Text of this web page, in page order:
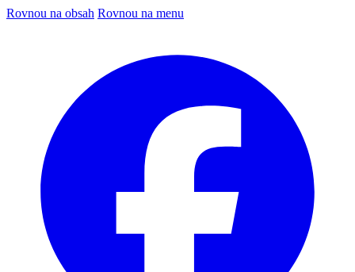
Rovnou na obsah Rovnou na menu